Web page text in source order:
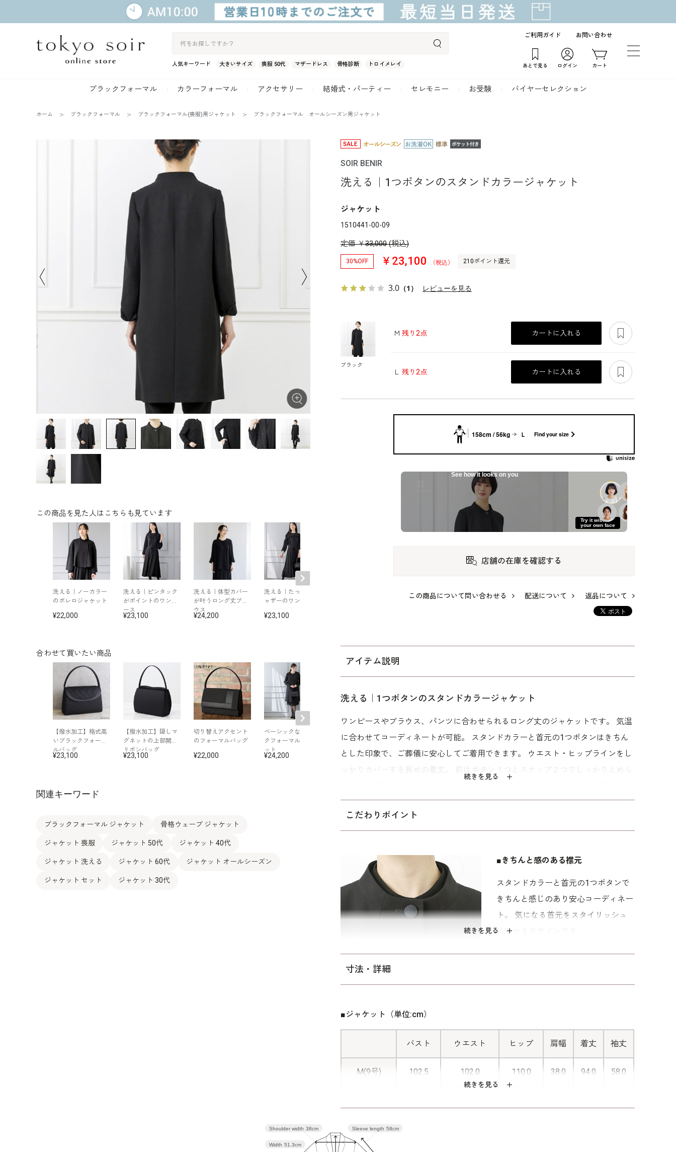
人気キーワード 大きいサイズ 喪服 50代 マザードレス 骨格診断 トロイメレイ
ご利用ガイド お問い合わせ
あとで見る ログイン カート
ブラックフォーマル カラーフォーマル アクセサリー 結婚式・パーティー セレモニー お受験 バイヤーセレクション
ホーム ブラックフォーマル ブラックフォーマル(喪服)用ジャケット ブラックフォーマル オールシーズン用ジャケット
この商品を見た人はこちらも見ています
洗える｜ノーカラー
のボレロジャケット
22,000
洗える｜ピンタック
がポイントのワンピ
ース
23,100
洗える｜体型カバー
が叶うロング丈ブラ
ウス
24,200
洗える｜たっぷりギ
ャザーのワンピース
23,100
洗える｜スタンドカ
ラーの夏用フォーマ
洗える｜一枚仕立て
のロング丈ジャケッ
すっきり見える清楚
なスタンドカラーワ
ポンチョ風ジャケッ
21,450
合わせて買いたい商品
【撥水加工】格式高
いブラックフォーマ
ルバッグ
23,100
【撥水加工】隠しマ
グネットの上部開閉
リボンバッグ
23,100
切り替えアクセント
のフォーマルバッグ
22,000
ベーシックなブラッ
クフォーマル4点セ
ット
24,200
【撥水加工】こだわ
りのマグネットバッ
27,500
ーデザインのブラッ
クバッグ
18,700
持てるフォーマルハ
ンドバッグ
25,300
繊細なコード刺繍の
ブラックバッグ
19,800
ポシェットバッグ
25,300
関連キーワード
ブラックフォーマル ジャケット 骨格ウェーブ ジャケット
ジャケット 喪服 ジャケット 50代 ジャケット 40代
ジャケット 洗える ジャケット 60代 ジャケット オールシーズン
ジャケット セット ジャケット 30代
SOIR BENIR
洗える｜1つボタンのスタンドカラージャケット
ジャケット
1510441-00-09
定価 ￥33,000 (税込)
30%OFF ￥23,100 （税込） 210ポイント還元
3.0 （1） レビューを見る
ブラック
Ｍ残り2点 カートに入れる
Ｌ残り2点 カートに入れる
158cm / 56kg Ｌ Find your size
See how it looks on you
Try it with
your own face
店舗の在庫を確認する
この商品について問い合わせる 配送について 返品について
アイテム説明
続きを見る
洗える｜1つボタンのスタンドカラージャケット
ワンピースやブラウス、パンツに合わせられるロング丈のジャケットです。 気温
に合わせてコーディネートが可能。 スタンドカラーと首元の1つボタンはきちん
とした印象で、ご葬儀に安心してご着用できます。 ウエスト・ヒップラインをし
っかりカバーする長めの着丈。 前はボタン１つとスナップ２つでしっかりとめら
素材のワンピース(1501440)や、セットアップ(1502440)とコーディネートできま
す。
「標準」パターンを使用しています。 ご自宅でのお洗濯はウォッシャブルフォー
マルのお洗濯方法
をご覧下さい。
こだわりポイント
続きを見る
■きちんと感のある襟元
スタンドカラーと首元の1つボタンで
きちんと感じのあり安心コーディネー
ト。 気になる首元をスタイリッシュ
に魅せるデザインです。
寸法・詳細
続きを見る
■ジャケット（単位:cm）
バスト ウエスト ヒップ 肩幅 着丈 袖丈
M(9号) 102.5 102.0 110.0 38.0 94.0 58.0
Sleeve length 58cm
Width 51.3cm
Shoulder width 38cm